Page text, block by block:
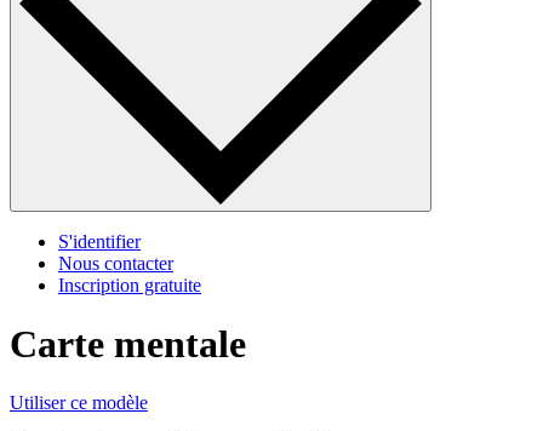
S'identifier
Nous contacter
Inscription gratuite
Carte mentale
Utiliser ce modèle